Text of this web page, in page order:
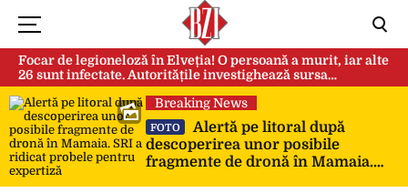
Focar de legioneloză în Elveția! O persoană a murit, iar alte
26 sunt infectate. Autoritățile investighează sursa
contaminării
Breaking News
FOTO
Alertă pe litoral după
descoperirea unor posibile
fragmente de dronă în Mamaia.